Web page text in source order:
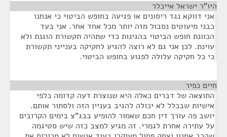
היו"ר ישראל אייכלר
אני דווקא נגד ריסונים או פגיעה בחופש הביטוי כי אנחנו
כבני מיעוטים נסבול מזה יותר מכל אחד אחר. אני בעד
הכוונת חופש הביטוי בהגינות כדי שתהיה תקשורת הוגנת ולא
עוינת. לכן אני גם לא רוצה להגיע לחקיקה בענייני תקשורת
כי כל חקיקה עלולה לפגוע בחופש הביטוי.
חיים כפיר
התוצאה של דברים כאלה היא שנוצרת דעה קדומה כלפי
אישיות שבכלל לא יכולה להגיב בעניין הזה ולסתור אותם.
יושב פה עורך דין חכם שאמור להופיע בבג"צ בימים הקרובים
על עתירה אחרת לגמרי. זה מגיע למצב כזה שיש סטיגמה